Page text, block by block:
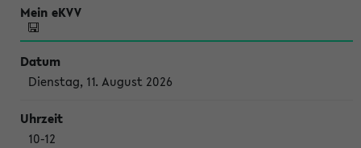
Dienstag, 11. August 2026
10-12